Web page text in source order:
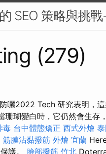
SEO 策略與挑
(279)
曬2022 Tech 研究表明，
珊瑚變白時，它仍然會生存
毒 台中體態矯正 西式外燴
筋膜沾黏撥筋 外燴 宜蘭
護。 臉部撥筋 竹北